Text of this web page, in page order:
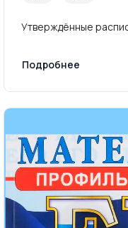
Утверждённые
Подробнее